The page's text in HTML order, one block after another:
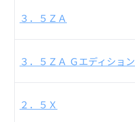
３．５ＺＡ
３．５ＺＡ Ｇエディション
２．５Ｘ